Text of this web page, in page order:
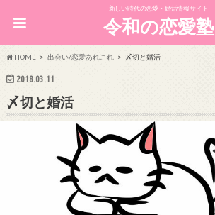
新しい時代の恋愛・婚活情報サイト
令和の恋愛塾
HOME 出会い/恋愛あれこれ 〆切と婚活
2018.03.11
〆切と婚活